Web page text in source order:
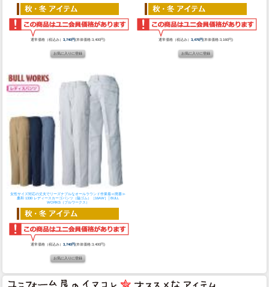
通常価格（税込み）3,740円(本体価格:3,400円) 通常価格（税込み） 3,476円(本体価格:3,160円)
女性サイズ対応の丈夫でリーズナブルなオールラウンド作業着≪廃番≫
桑和 1330 レディースカーゴパンツ（脇ゴム）［16AW］│BULL
WORKS（ブルワークス）
通常価格（税込み）3,740円(本体価格:3,400円)